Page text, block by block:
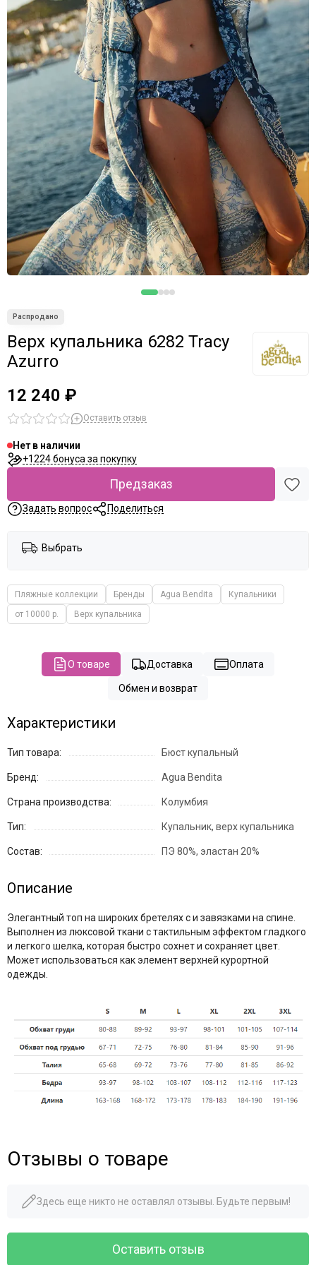
Верх купальника 6282 Tracy
Azurro
12 240 ₽
Оставить отзыв
Нет в наличии
+1224 бонуса за покупку
Предзаказ
Задать вопрос Поделиться
Выбрать
Пляжные коллекции Бренды Agua Bendita
Купальники
от 10000 р.
Верх купальника
О товаре Доставка Оплата
Обмен и возврат
Характеристики
Тип товара: Бюст купальный
Бренд: Agua Bendita
Страна производства: Колумбия
Тип: Купальник, верх купальника
Состав: ПЭ 80%, эластан 20%
Описание
Элегантный топ на широких бретелях с и завязками на спине.
Выполнен из люксовой ткани с тактильным эффектом гладкого
и легкого шелка, которая быстро сохнет и сохраняет цвет.
Может использоваться как элемент верхней курортной
одежды.
Отзывы о товаре
Здесь еще никто не оставлял отзывы. Будьте первым!
Оставить отзыв